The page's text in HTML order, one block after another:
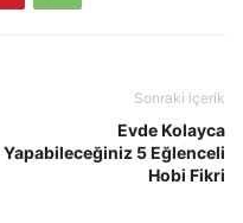
Sonraki içerik
Evde Kolayca
Yapabileceğiniz 5 Eğlenceli
Hobi Fikri